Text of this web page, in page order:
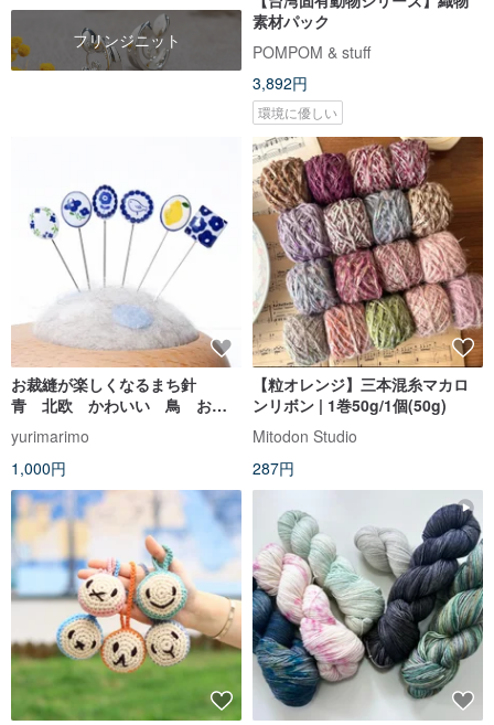
フリンジニット
素材パック
POMPOM & stuff
3,892円
環境に優しい
お裁縫が楽しくなるまち針
青 北欧 かわいい 鳥 お
花 レモン お裁縫 ギフト
yurimarimo
1,000円
【粒オレンジ】三本混糸マカロ
ンリボン | 1巻50g/1個(50g)
Mitodon Studio
287円